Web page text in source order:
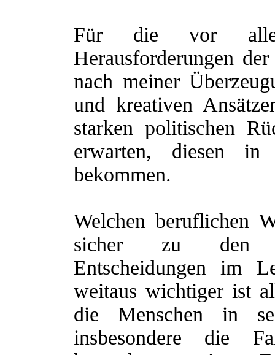
Für die vor allen
Herausforderungen
nach meiner
und kreativen
starken politischen
erwarten, diesen
bekommen.
Welchen beruflichen
sicher zu den
Entscheidungen im
weitaus wichtiger ist
die Menschen in
insbesondere die